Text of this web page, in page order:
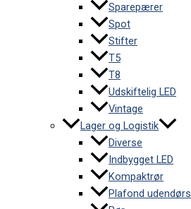
Sparepærer
Spot
Stifter
T5
T8
Udskiftelig LED
Vintage
Lager og Logistik
Diverse
Indbygget LED
Kompaktrør
Plafond udendørs